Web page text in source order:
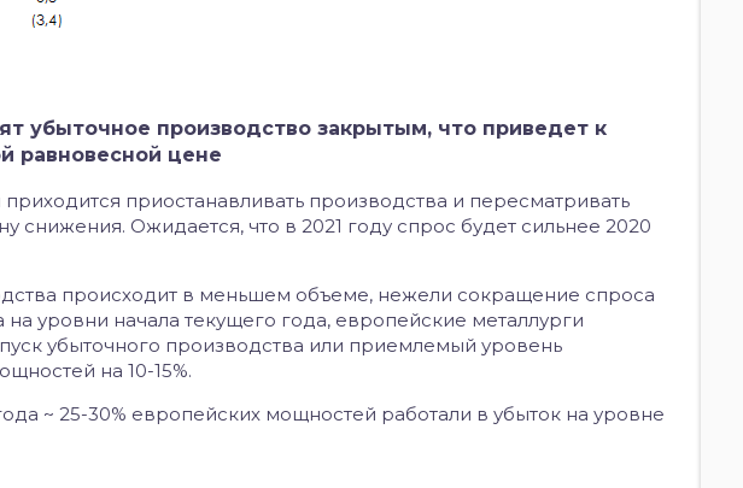
убыточное производство закрытым, что приведет к
равновесной цене
приостанавливать производства и пересматривать
снижения. Ожидается, что в 2021 году спрос будет сильнее 2020
происходит в меньшем объеме, нежели сокращение спроса
уровни начала текущего года, европейские металлурги
убыточного производства или приемлемый уровень
на 10-15%.
~ 25-30% европейских мощностей работали в убыток на уровне